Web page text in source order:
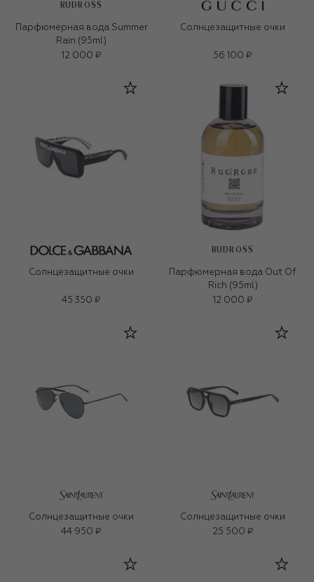
RUDROSS
Парфюмерная вода Summer
Rain (95ml)
12 000 ₽
Солнцезащитные очки
56 100 ₽
Солнцезащитные очки
45 350 ₽
RUDROSS
Парфюмерная вода Out Of
Rich (95ml)
12 000 ₽
Солнцезащитные очки
44 950 ₽
Солнцезащитные очки
25 500 ₽